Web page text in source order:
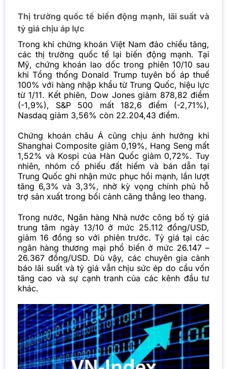
Thị trường quốc tế biến động mạnh, lãi suất và
tỷ giá chịu áp lực
Trong khi chứng khoán Việt Nam đảo chiều tăng,
các thị trường quốc tế lại biến động mạnh. Tại
Mỹ, chứng khoán lao dốc trong phiên 10/10 sau
khi Tổng thống Donald Trump tuyên bố áp thuế
100% với hàng nhập khẩu từ Trung Quốc, hiệu lực
từ 1/11. Kết phiên, Dow Jones giảm 878,82 điểm
(-1,9%), S&P 500 mất 182,6 điểm (-2,71%),
Nasdaq giảm 3,56% còn 22.204,43 điểm.
Chứng khoán châu Á cũng chịu ảnh hưởng khi
Shanghai Composite giảm 0,19%, Hang Seng mất
1,52% và Kospi của Hàn Quốc giảm 0,72%. Tuy
nhiên, nhóm cổ phiếu đất hiếm và bán dẫn tại
Trung Quốc ghi nhận mức phục hồi mạnh, lần lượt
tăng 6,3% và 3,3%, nhờ kỳ vọng chính phủ hỗ
trợ sản xuất trong bối cảnh căng thẳng leo thang.
Trong nước, Ngân hàng Nhà nước công bố tỷ giá
trung tâm ngày 13/10 ở mức 25.112 đồng/USD,
giảm 16 đồng so với phiên trước. Tỷ giá tại các
ngân hàng thương mại phổ biến ở mức 26.147 –
26.367 đồng/USD. Dù vậy, các chuyên gia cảnh
báo lãi suất và tỷ giá vẫn chịu sức ép do cầu vốn
tăng cao và sự cạnh tranh của các kênh đầu tư
khác.